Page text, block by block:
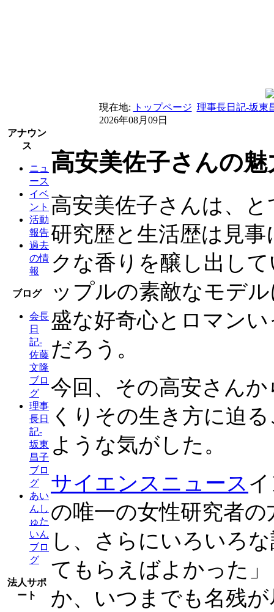
現在地: トップページ 理事長日記-坂東
2026年08月09日
アナウン
ス
ニュ
ース
イベ
ント
活動
報告
過去
の情
報
ブログ
会長
日
記-
佐藤
文隆
ブロ
グ
理事
長日
記-
坂東
昌子
ブロ
グ
あい
んし
ゅた
いん
ブロ
グ
法人サポ
ート
高安美佐子さんの
高安美佐子さんは、
研究歴と生活歴は見
クな香りを醸し出し
ップルの素敵なモデ
盛な好奇心とロマン
だろう。
今回、その高安さん
くりその生き方に迫
ような気がした。
サイエンスニュース
の唯一の女性研究者
し、さらにいろいろ
てもらえばよかった
か、いつまでも名残